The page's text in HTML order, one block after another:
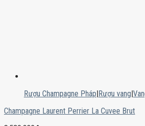
Rượu Champagne Pháp|Rượu vang|
Champagne Laurent Perrier La Cuvee Brut